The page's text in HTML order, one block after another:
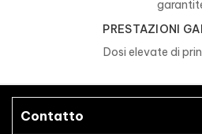
PRESTAZIONI
Dosi elevate di
Contatto